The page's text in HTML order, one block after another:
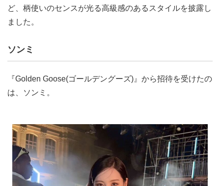
ど、柄使いのセンスが光る高級感のあるスタイルを披露し
ました。
ソンミ
『Golden Goose(ゴールデングーズ)』から招待を受けたの
は、ソンミ。